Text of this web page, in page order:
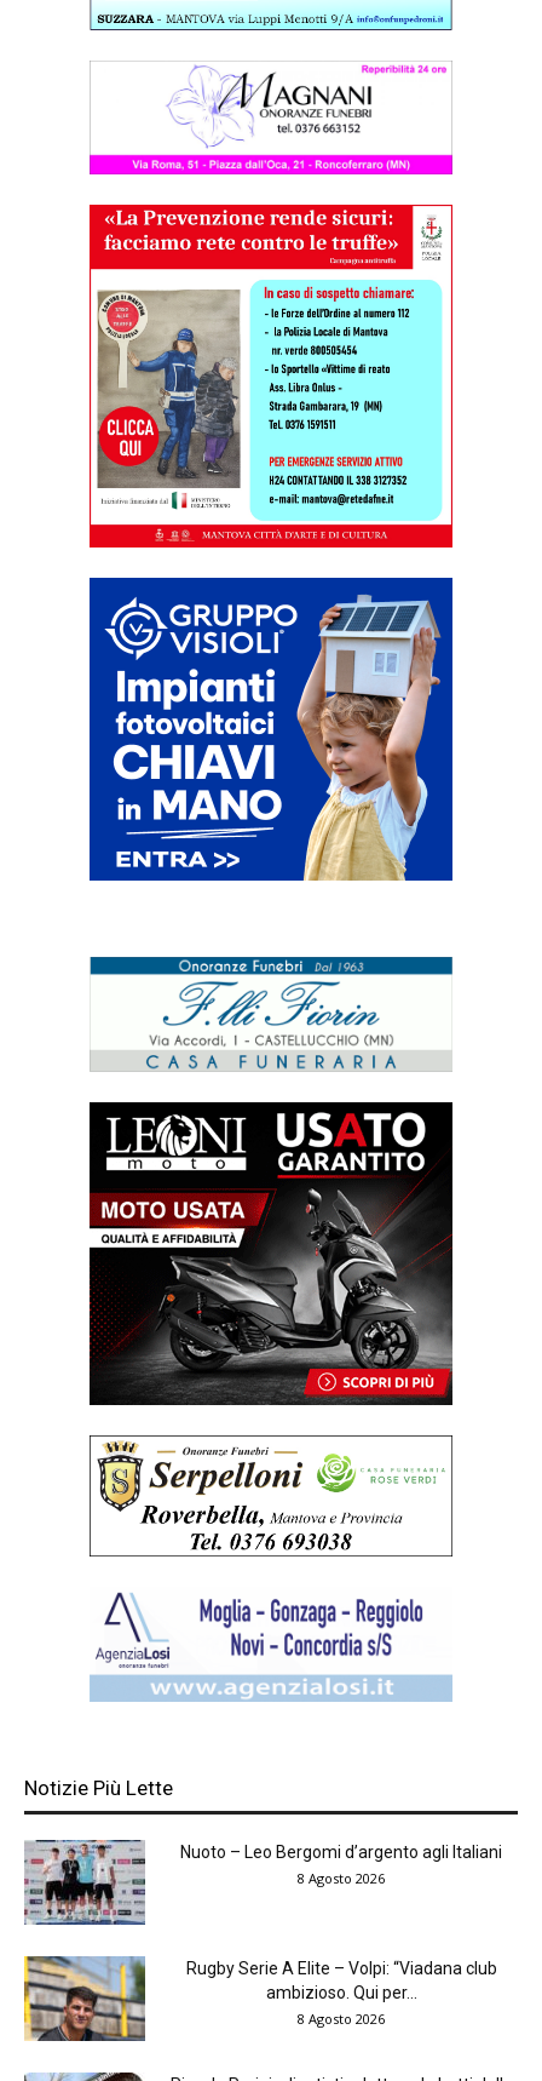
Notizie Più Lette
Nuoto – Leo Bergomi d’argento agli Italiani
8 Agosto 2026
Rugby Serie A Elite – Volpi: “Viadana club
ambizioso. Qui per...
8 Agosto 2026